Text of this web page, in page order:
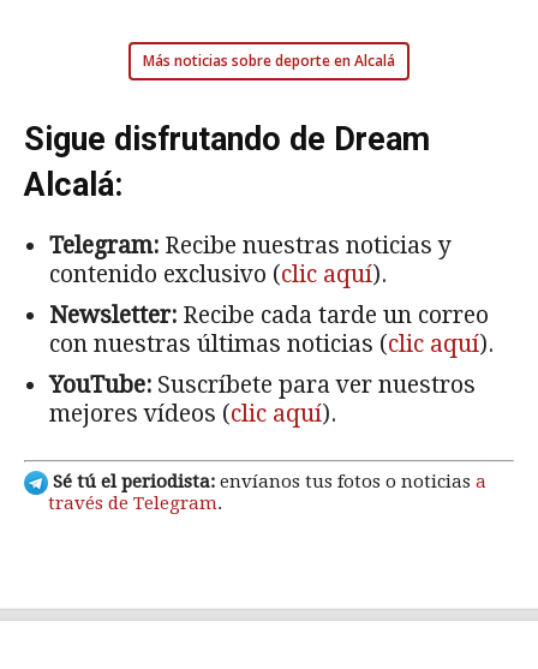
Más noticias sobre deporte en Alcalá
Sigue disfrutando de Dream
Alcalá:
Telegram: Recibe nuestras noticias y
contenido exclusivo (clic aquí).
Newsletter: Recibe cada tarde un correo
con nuestras últimas noticias (clic aquí).
YouTube: Suscríbete para ver nuestros
mejores vídeos (clic aquí).
Sé tú el periodista: envíanos tus fotos o noticias a
través de Telegram.